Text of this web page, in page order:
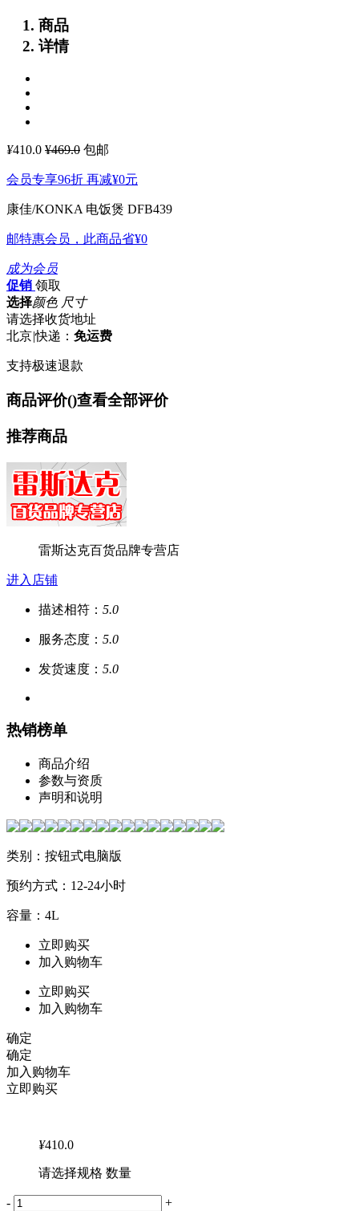
商品
详情
¥410.0 ¥469.0 包邮
会员专享96折 再减¥0元
康佳/KONKA 电饭煲 DFB439
邮特惠会员，此商品省¥0
成为会员
促销 领取
选择颜色 尺寸
请选择收货地址
北京|快递： 免运费
支持极速退款
商品评价()查看全部评价
推荐商品
雷斯达克百货品牌专营店
进入店铺
描述相符： 5.0
服务态度： 5.0
发货速度： 5.0
热销榜单
商品介绍
参数与资质
声明和说明
类别：按钮式电脑版
预约方式：12-24小时
容量：4L
立即购买
加入购物车
立即购买
加入购物车
确定
确定
加入购物车
立即购买
¥410.0
请选择规格 数量
-
+